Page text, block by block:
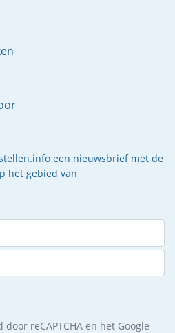
een nieuwsbrief met de
het gebied van
reCAPTCHA en het Google